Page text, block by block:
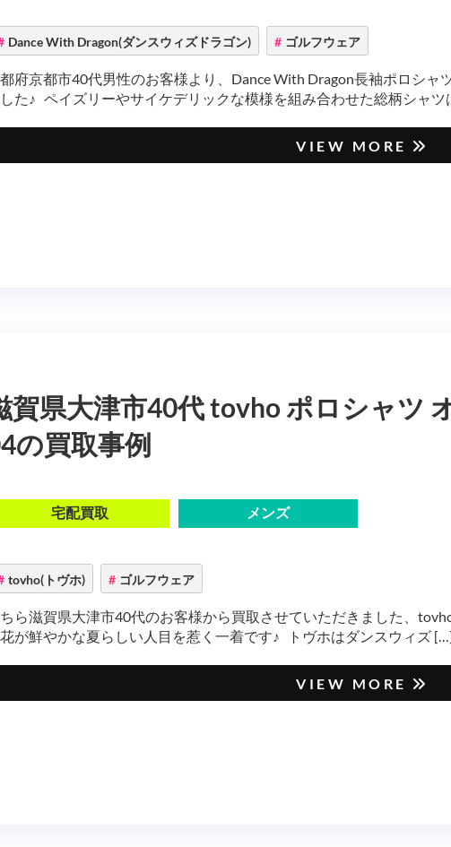
Dance With Dragon(ダンスウィズドラゴン) ゴルフウェア
府京都市40代男性のお客様より、Dance With Dragon長袖ポロシャ
た♪ ペイズリーやサイケデリックな模様を組み合わせた総柄シャ
VIEW MORE
賀県大津市40代 tovho ポロシャツ
の買取事例
宅配買取 メンズ
tovho(トヴホ) ゴルフウェア
ら滋賀県大津市40代のお客様から買取させていただきました、
が鮮やかな夏らしい人目を惹く一着です♪ トヴホはダンスウィズ
VIEW MORE